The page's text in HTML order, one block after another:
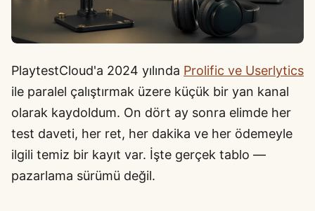
PlaytestCloud'a 2024 yılında Prolific ve Userlytics
ile paralel çalıştırmak üzere küçük bir yan kanal
olarak kaydoldum. On dört ay sonra elimde her
test daveti, her ret, her dakika ve her ödemeyle
ilgili temiz bir kayıt var. İşte gerçek tablo —
pazarlama sürümü değil.